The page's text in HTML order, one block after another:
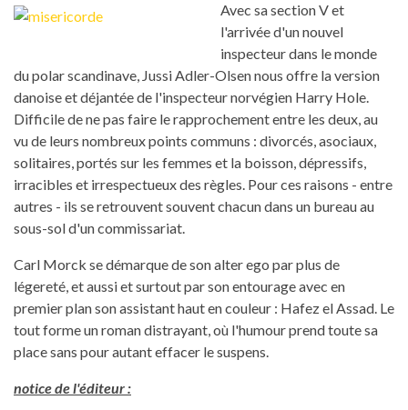
Avec sa section V et
l'arrivée d'un nouvel
inspecteur dans le monde
du polar scandinave, Jussi Adler-Olsen nous offre la version
danoise et déjantée de l'inspecteur norvégien Harry Hole.
Difficile de ne pas faire le rapprochement entre les deux, au
vu de leurs nombreux points communs : divorcés, asociaux,
solitaires, portés sur les femmes et la boisson, dépressifs,
irracibles et irrespectueux des règles. Pour ces raisons - entre
autres - ils se retrouvent souvent chacun dans un bureau au
sous-sol d'un commissariat.
Carl Morck se démarque de son alter ego par plus de
légereté, et aussi et surtout par son entourage avec en
premier plan son assistant haut en couleur : Hafez el Assad. Le
tout forme un roman distrayant, où l'humour prend toute sa
place sans pour autant effacer le suspens.
notice de l'éditeur :